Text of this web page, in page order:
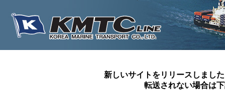
新しいサイトをリリースしまし
転送されない場合は